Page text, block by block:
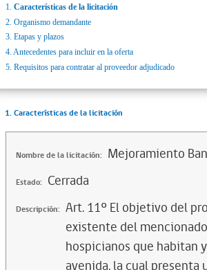
1. Características de la licitación
2. Organismo demandante
3. Etapas y plazos
4. Antecedentes para incluir en la oferta
5. Requisitos para contratar al proveedor adjudicado
1. Características de la licitación
Nombre de la licitación: Mejoramiento
Estado: Cerrada
Descripción: Art. 11º El objetivo del
existente del
hospicianos que habitan
avenida, la cual